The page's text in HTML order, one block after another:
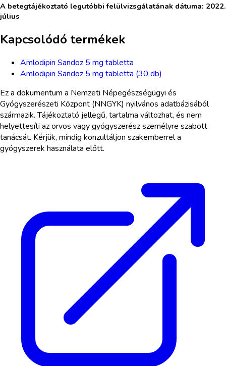
A betegtájékoztató legutóbbi felülvizsgálatának dátuma: 2022.
július
Kapcsolódó termékek
Amlodipin Sandoz 5 mg tabletta
Amlodipin Sandoz 5 mg tabletta (30 db)
Ez a dokumentum a Nemzeti Népegészségügyi és
Gyógyszerészeti Központ (NNGYK) nyilvános adatbázisából
származik. Tájékoztató jellegű, tartalma változhat, és nem
helyettesíti az orvos vagy gyógyszerész személyre szabott
tanácsát. Kérjük, mindig konzultáljon szakemberrel a
gyógyszerek használata előtt.